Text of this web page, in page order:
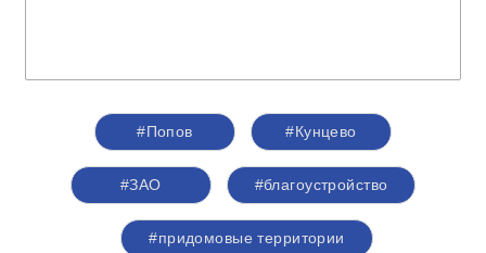
#Попов #Кунцево
#ЗАО #благоустройство
#придомовые территории